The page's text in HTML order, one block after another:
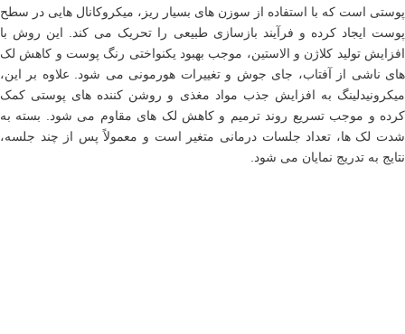
پوستی است که با استفاده از سوزن های بسیار ریز، میکروکانال هایی در سطح
پوست ایجاد کرده و فرآیند بازسازی طبیعی را تحریک می کند. این روش با
افزایش تولید کلاژن و الاستین، موجب بهبود یکنواختی رنگ پوست و کاهش لک
های ناشی از آفتاب، جای جوش و تغییرات هورمونی می شود. علاوه بر این،
میکرونیدلینگ به افزایش جذب مواد مغذی و روشن کننده های پوستی کمک
کرده و موجب تسریع روند ترمیم و کاهش لک های مقاوم می شود. بسته به
شدت لک ها، تعداد جلسات درمانی متغیر است و معمولاً پس از چند جلسه،
نتایج به تدریج نمایان می شود.